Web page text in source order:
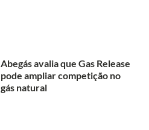
Abegás avalia que Gas Release
pode ampliar competição no
gás natural